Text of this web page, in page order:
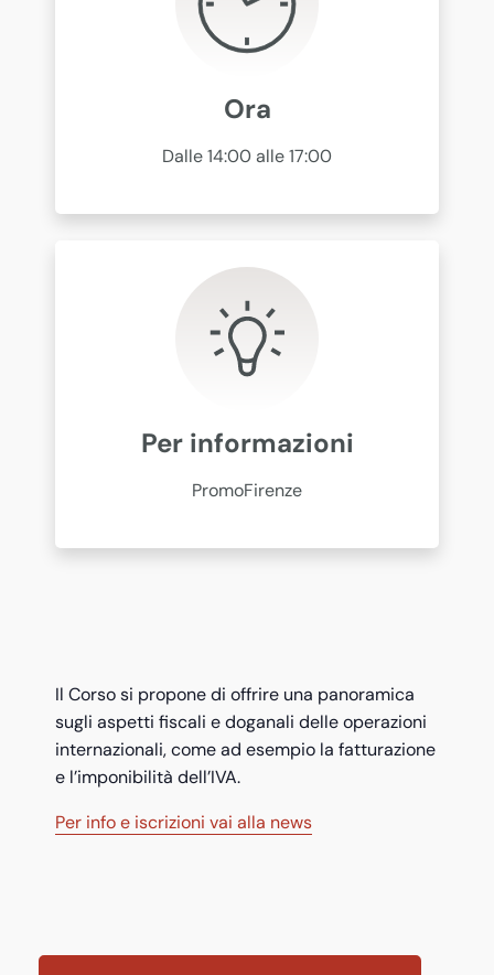
Ora
Dalle 14:00 alle 17:00
Per informazioni
PromoFirenze
Il Corso si propone di offrire una panoramica
sugli aspetti fiscali e doganali delle operazioni
internazionali, come ad esempio la fatturazione
e l’imponibilità dell’IVA.
Per info e iscrizioni vai alla news